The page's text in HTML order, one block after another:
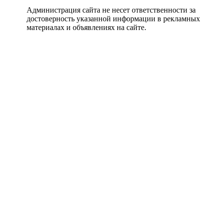
Администрация сайта не несет ответственности за
достоверность указанной информации в рекламных
материалах и объявлениях на сайте.